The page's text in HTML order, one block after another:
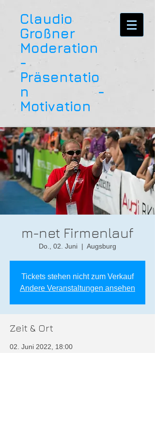
Claudio
Großner
Moderation
-
Präsentatio
n -
Motivation
m-net Firmenlauf
Do., 02. Juni
  |
Augsburg
Tickets stehen nicht zum Verkauf
Andere Veranstaltungen ansehen
Zeit & Ort
02. Juni 2022, 18:00